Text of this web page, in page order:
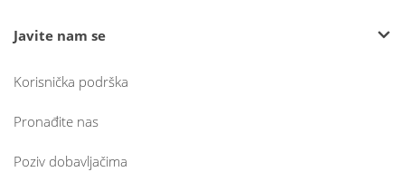
Javite nam se
Korisnička podrška
Pronađite nas
Poziv dobavljačima